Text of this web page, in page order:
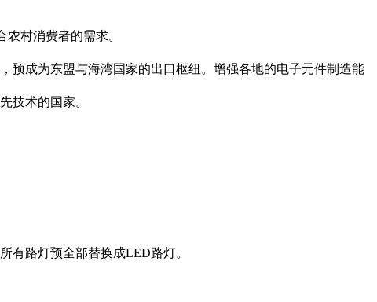
村消费者的需求。
预成为东盟与海湾国家的出口枢纽。增强各地的电子元件制造能
技术的国家。
有路灯预全部替换成LED路灯。